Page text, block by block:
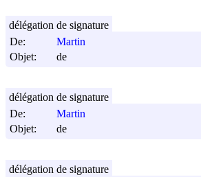
De:
Martin
Objet:
de
délégation de signature
De:
Martin
Objet:
de
délégation de signature
délégation de signature